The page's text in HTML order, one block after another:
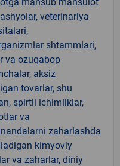
veterinariya
shtammlari,
va ozuqabop
aksiz
tovarlar, shu
spirtli ichimliklar,
va
zaharlashda
kimyoviy
va zaharlar, diniy